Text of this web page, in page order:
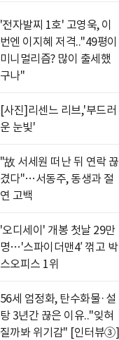
'전자발찌 1호' 고영욱, 이
번엔 이지혜 저격.."49평이
미니멀리즘? 많이 출세했
구나"
[사진]리센느 리브,'부드러
운 눈빛'
"故 서세원 떠난 뒤 연락 끊
겼다"…서동주, 동생과 절
연 고백
'오디세이' 개봉 첫날 29만
명…'스파이더맨4′ 꺾고 박
스오피스 1위
56세 엄정화, 탄수화물·설
탕 3년간 끊은 이유.."잊혀
질까봐 위기감" [인터뷰③]